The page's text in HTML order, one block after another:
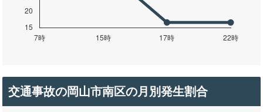
交通事故の岡山市南区の月別発生割合